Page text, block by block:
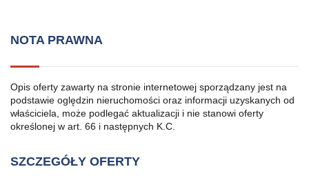
NOTA PRAWNA
Opis oferty zawarty na stronie internetowej sporządzany jest na
podstawie oględzin nieruchomości oraz informacji uzyskanych od
właściciela, może podlegać aktualizacji i nie stanowi oferty
określonej w art. 66 i następnych K.C.
SZCZEGÓŁY OFERTY